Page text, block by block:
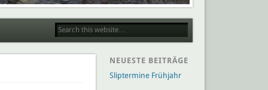
NEUESTE BEITRÄGE
Sliptermine Frühjahr